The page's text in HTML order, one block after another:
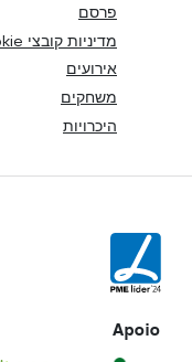
פרסם
מדיניות קובצי Cookie
אירועים
משחקים
היכרויות
Apoio